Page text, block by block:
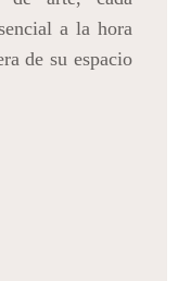
a la hora
de su espacio